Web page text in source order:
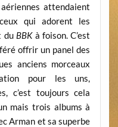
attendaient
qui adorent les
du BBKà foison. C’est
offrir un panel des
anciens morceaux
pour les uns,
c’est toujours cela
mais trois albums à
Arman et sa superbe